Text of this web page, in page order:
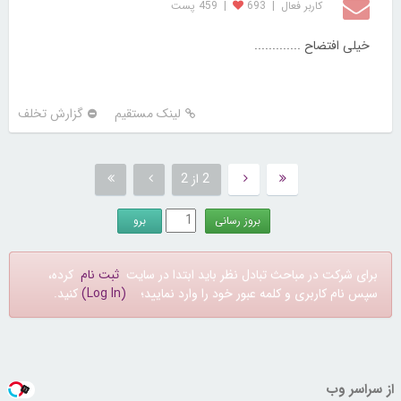
کاربر فعال |
693
| 459 پست
خیلی افتضاح .............
لینک مستقیم گزارش تخلف
2 از 2
برای شرکت در مباحث تبادل نظر باید ابتدا در سایت ثبت نام کرده،
سپس نام کاربری و کلمه عبور خود را وارد نمایید؛ (Log In) کنید.
از سراسر وب